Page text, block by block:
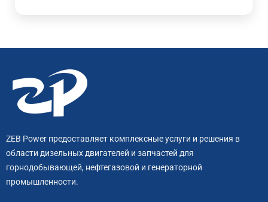
ZEB Power предоставляет комплексные услуги и решения в
области дизельных двигателей и запчастей для
горнодобывающей, нефтегазовой и генераторной
промышленности.